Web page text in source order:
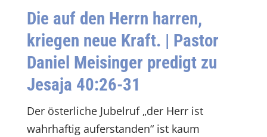
Die auf den Herrn harren,
kriegen neue Kraft. | Pastor
Daniel Meisinger predigt zu
Jesaja 40:26-31
Der österliche Jubelruf „der Herr ist
wahrhaftig auferstanden“ ist kaum